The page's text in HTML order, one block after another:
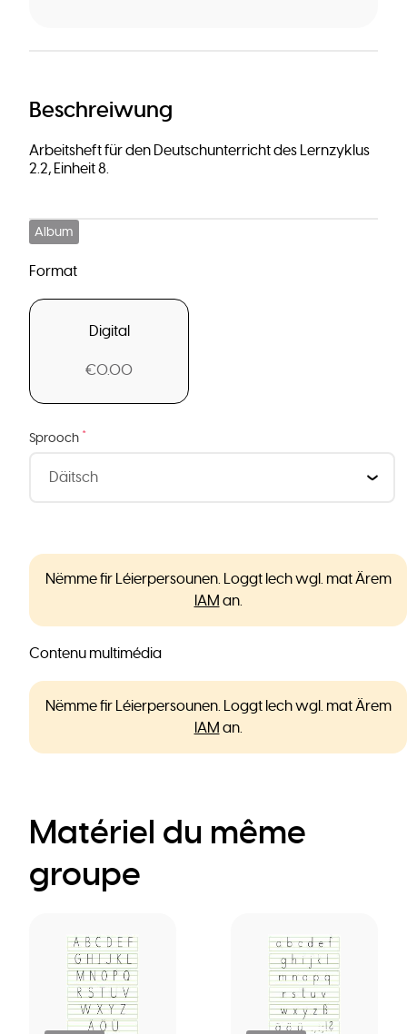
Beschreiwung
Arbeitsheft für den Deutschunterricht des Lernzyklus
2.2, Einheit 8.
Album
Format
Digital
€0.00
Sprooch *
Nëmme fir Léierpersounen. Loggt Iech wgl. mat Ärem
IAM an.
Contenu multimédia
Nëmme fir Léierpersounen. Loggt Iech wgl. mat Ärem
IAM an.
Matériel du même
groupe